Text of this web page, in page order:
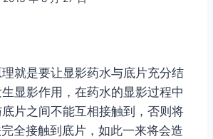
理就是要让显影药水与底片充分结
显影作用，在药水的显影过程中
片之间不能互相接触到，否则将
全接触到底片，如此一来将会造